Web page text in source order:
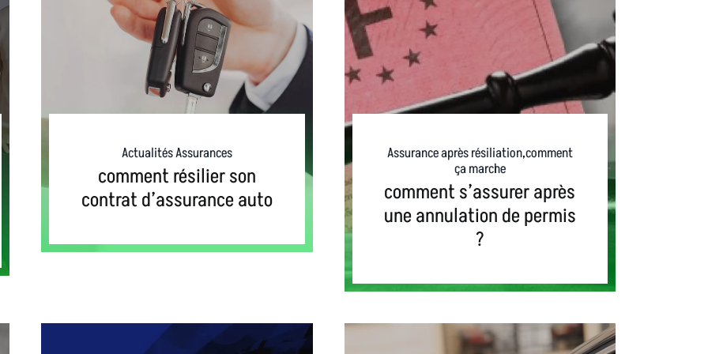
Actualités Assurances
comment résilier son
contrat d’assurance auto
Assurance après résiliation,comment
ça marche
comment s’assurer après
une annulation de permis
?